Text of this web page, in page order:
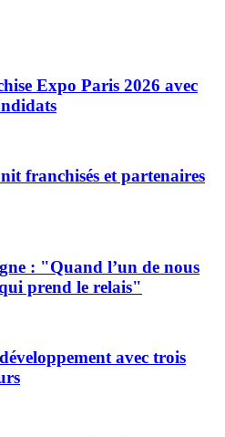
Expo Paris 2026 avec
franchisés et partenaires
: "Quand l’un de nous
prend le relais"
avec trois